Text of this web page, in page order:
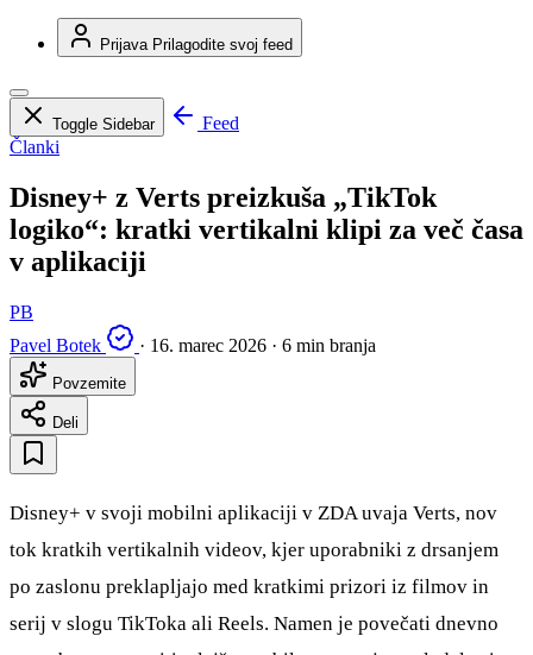
Prijava Prilagodite svoj feed
Toggle Sidebar
Feed
Članki
Disney+ z Verts preizkuša „TikTok
logiko“: kratki vertikalni klipi za več časa
v aplikaciji
PB
Pavel Botek
· 16. marec 2026 · 6 min branja
Povzemite
Deli
Disney+ v svoji mobilni aplikaciji v ZDA uvaja Verts, nov
tok kratkih vertikalnih videov, kjer uporabniki z drsanjem
po zaslonu preklapljajo med kratkimi prizori iz filmov in
serij v slogu TikToka ali Reels. Namen je povečati dnevno